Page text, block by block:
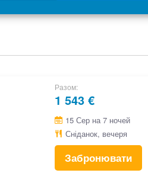
Разом
1 543 €
15 Сер на 7 ночей
Сніданок, вечеря
Забронювати